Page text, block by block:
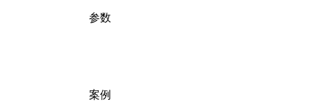
参数
案例